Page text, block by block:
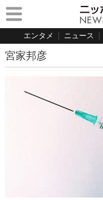
エンタメ ニュース
宮家邦彦